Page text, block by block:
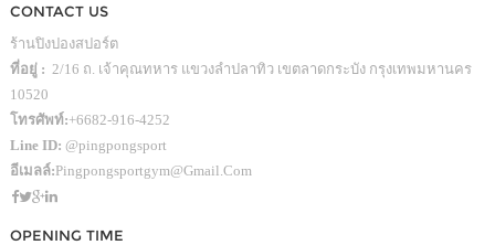
CONTACT US
ร้านปิงปองสปอร์ต
ที่อยู่ : 2/16 ถ. เจ้าคุณทหาร แขวงลำปลาทิว เขตลาดกระบัง กรุงเทพมหานคร
10520
โทรศัพท์:+6682-916-4252
Line ID: @pingpongsport
อีเมลล์:Pingpongsportgym@gmail.com
OPENING TIME